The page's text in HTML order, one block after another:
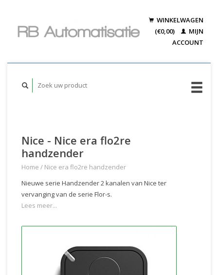
WINKELWAGEN
(€0,00)
MIJN
ACCOUNT
Nice - Nice era flo2re
handzender
Home / Nice era flo2re handzender
Nieuwe serie Handzender 2 kanalen van Nice ter
vervanging van de serie Flor-s.
Lees meer...